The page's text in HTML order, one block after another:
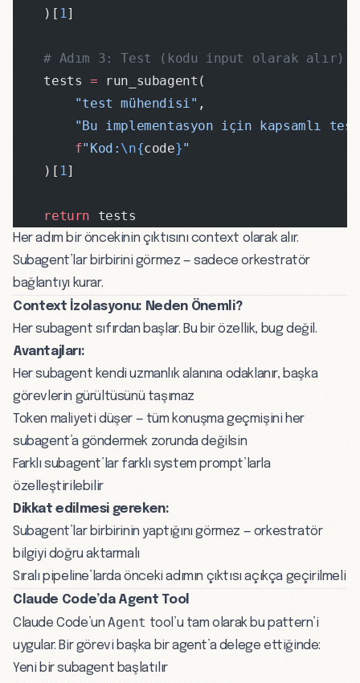
    )[
1]
    # Adım 3: Test (kodu input olarak alır)
    tests
= run_subagent(
        "test mühendisi"
,
"Bu implementasyon için kapsamlı
        f
"Kod: \n{code}"
    )[
1]
    return
tests
Her adım bir öncekinin çıktısını context olarak alır.
Subagent’lar birbirini görmez — sadece orkestratör
bağlantıyı kurar.
Context İzolasyonu: Neden Önemli?
Her subagent sıfırdan başlar. Bu bir özellik, bug değil.
Avantajları:
Her subagent kendi uzmanlık alanına odaklanır, başka
görevlerin gürültüsünü taşımaz
Token maliyeti düşer — tüm konuşma geçmişini her
subagent’a göndermek zorunda değilsin
Farklı subagent’lar farklı system prompt’larla
özelleştirilebilir
Dikkat edilmesi gereken:
Subagent’lar birbirinin yaptığını görmez — orkestratör
bilgiyi doğru aktarmalı
Sıralı pipeline’larda önceki adımın çıktısı açıkça geçirilmeli
Claude Code’da Agent Tool
Claude Code’un Agent tool’u tam olarak bu pattern’i
uygular. Bir görevi başka bir agent’a delege ettiğinde:
Yeni bir subagent başlatılır